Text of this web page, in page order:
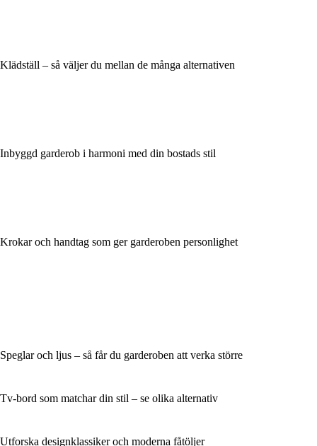
Klädställ – så väljer du mellan de många alternativen
Inbyggd garderob i harmoni med din bostads stil
Krokar och handtag som ger garderoben personlighet
Speglar och ljus – så får du garderoben att verka större
Tv-bord som matchar din stil – se olika alternativ
Utforska designklassiker och moderna fåtöljer